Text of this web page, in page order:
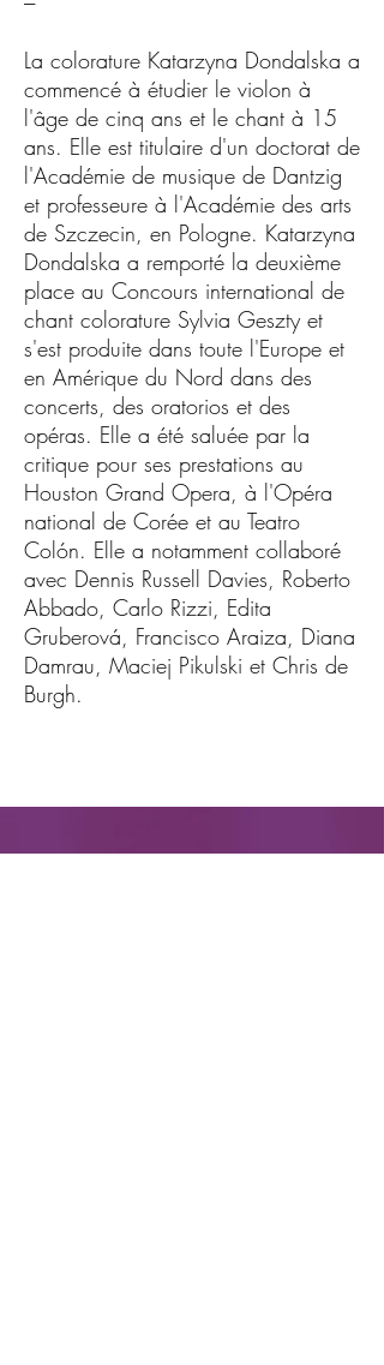
La colorature Katarzyna Dondalska a
commencé à étudier le violon à
l'âge de cinq ans et le chant à 15
ans. Elle est titulaire d'un doctorat de
l'Académie de musique de Dantzig
et professeure à l'Académie des arts
de Szczecin, en Pologne. Katarzyna
Dondalska a remporté la deuxième
place au Concours international de
chant colorature Sylvia Geszty et
s'est produite dans toute l'Europe et
en Amérique du Nord dans des
concerts, des oratorios et des
opéras. Elle a été saluée par la
critique pour ses prestations au
Houston Grand Opera, à l'Opéra
national de Corée et au Teatro
Colón. Elle a notamment collaboré
avec Dennis Russell Davies, Roberto
Abbado, Carlo Rizzi, Edita
Gruberová, Francisco Araiza, Diana
Damrau, Maciej Pikulski et Chris de
Burgh.